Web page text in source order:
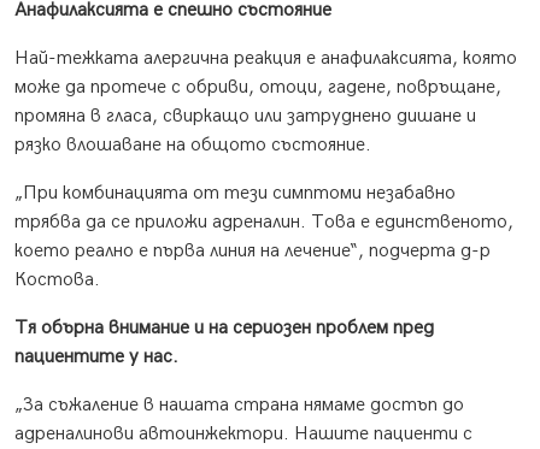
Анафилаксията е спешно състояние
Най-тежката алергична реакция е анафилаксията, която
може да протече с обриви, отоци, гадене, повръщане,
промяна в гласа, свиркащо или затруднено дишане и
рязко влошаване на общото състояние.
„При комбинацията от тези симптоми незабавно
трябва да се приложи адреналин. Това е единственото,
което реално е първа линия на лечение“, подчерта д-р
Костова.
Тя обърна внимание и на сериозен проблем пред
пациентите у нас.
„За съжаление в нашата страна нямаме достъп до
адреналинови автоинжектори. Нашите пациенти с